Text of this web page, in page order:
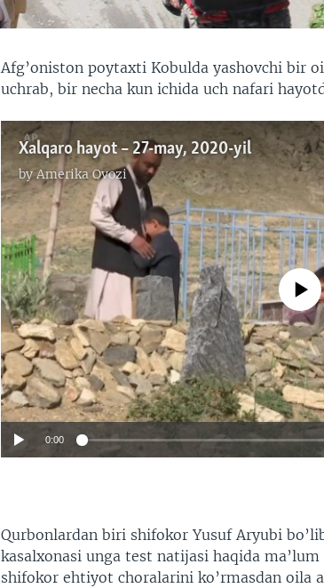
Afg’oniston poytaxti Kobulda yashovchi bir
uchrab, bir necha kun ichida uch nafari
Xalqaro hayot – 27-may, 2020-yil
byAmerika Ovozi
No media source
0:00
Qurbonlardan biri shifokor Yusuf Aryubi
kasalxonasi unga test natijasi haqida
shifokor ehtiyot choralarini ko’rmasdan oila